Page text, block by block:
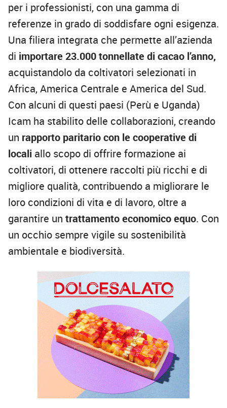
per i professionisti, con una gamma di
referenze in grado di soddisfare ogni esigenza.
Una filiera integrata che permette all’azienda
di importare 23.000 tonnellate di cacao l’anno,
acquistandolo da coltivatori selezionati in
Africa, America Centrale e America del Sud.
Con alcuni di questi paesi (Perù e Uganda)
Icam ha stabilito delle collaborazioni, creando
un rapporto paritario con le cooperative di
locali allo scopo di offrire formazione ai
coltivatori, di ottenere raccolti più ricchi e di
migliore qualità, contribuendo a migliorare le
loro condizioni di vita e di lavoro, oltre a
garantire un trattamento economico equo. Con
un occhio sempre vigile su sostenibilità
ambientale e biodiversità.